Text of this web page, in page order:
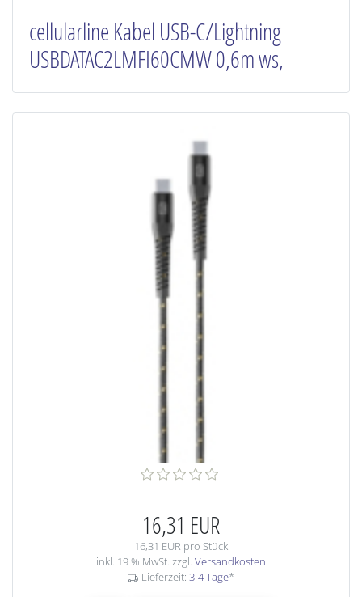
cellularline Kabel USB-C/Lightning
USBDATAC2LMFI60CMW 0,6m ws,
16,31 EUR
16,31 EUR pro Stück
inkl. 19 % MwSt. zzgl. Versandkosten
Lieferzeit: 3-4 Tage*